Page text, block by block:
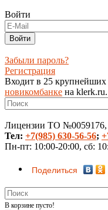
Войти
Забыли пароль?
Регистрация
Входит в 25 крупнейших
новикомбанке на klerk.ru.
Лицензии ТО
Тел: +7(985) 630-56-56;
Пн-пт: 10:00-20:00, сб:
Поделиться
В корзине пусто!